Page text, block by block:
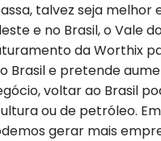
talvez seja melhor
e no Brasil, o Vale
da Worthix
Brasil e pretende
voltar ao Brasil
ou de petróleo.
gerar mais